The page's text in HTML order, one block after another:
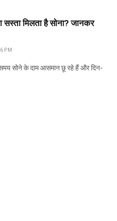
मिलता है सोना? जानकर
PM
सोने के दाम आसमान छू रहे हैं और दिन-